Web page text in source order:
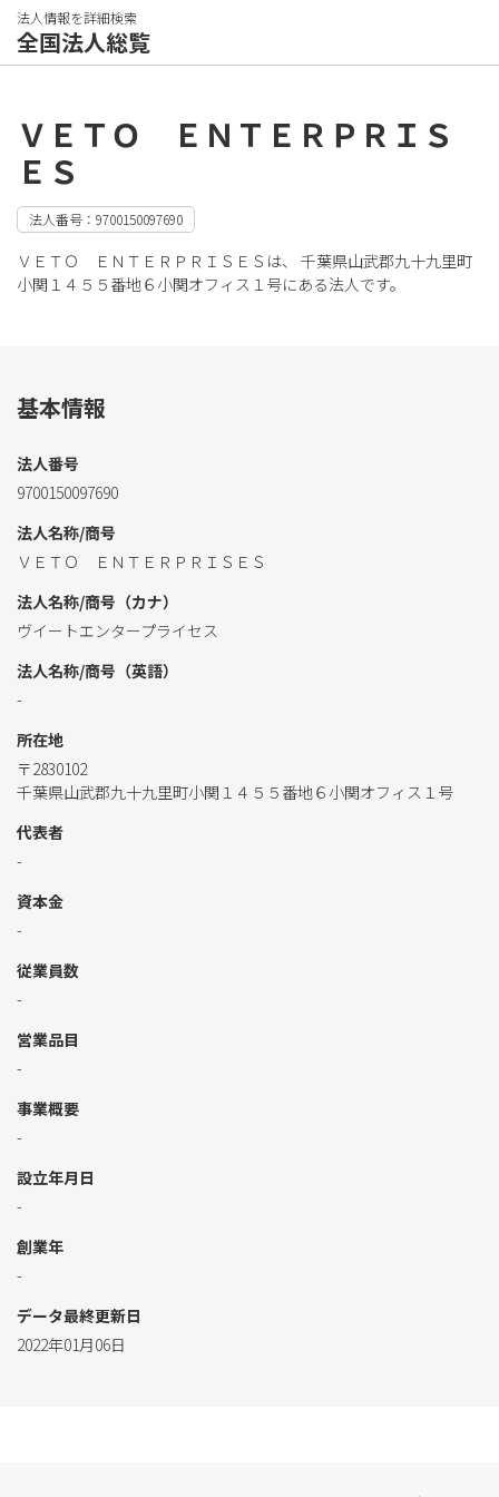
法人情報を詳細検索
全国法人総覧
ＶＥＴＯ ＥＮＴＥＲＰＲＩＳ
ＥＳ
法人番号：9700150097690
ＶＥＴＯ ＥＮＴＥＲＰＲＩＳＥＳは、 千葉県山武郡九十九里町
小関１４５５番地６小関オフィス１号にある法人です。
基本情報
法人番号
9700150097690
法人名称/商号
ＶＥＴＯ ＥＮＴＥＲＰＲＩＳＥＳ
法人名称/商号（カナ）
ヴイートエンタープライセス
法人名称/商号（英語）
-
所在地
〒2830102
千葉県山武郡九十九里町小関１４５５番地６小関オフィス１号
代表者
-
資本金
-
従業員数
-
営業品目
-
事業概要
-
設立年月日
-
創業年
-
データ最終更新日
2022年01月06日